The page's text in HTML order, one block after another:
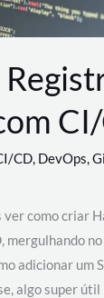
CD, DevOps,
ver como criar
mergulhando
adicionar um
algo super